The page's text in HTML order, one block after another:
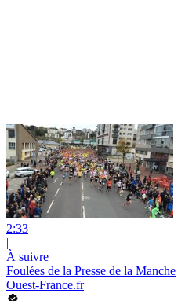
2:33
|
À suivre
Foulées de la Presse de la Manche
Ouest-France.fr